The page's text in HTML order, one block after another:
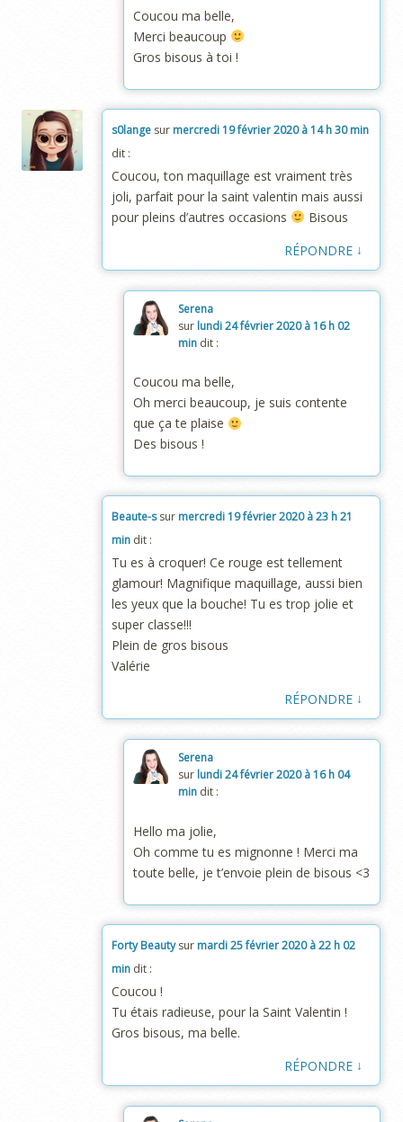
Coucou ma belle,
Merci beaucoup
Gros bisous à toi !
s0lange sur mercredi 19 février 2020 à 14 h 30 min
dit :
Coucou, ton maquillage est vraiment très
joli, parfait pour la saint valentin mais aussi
pour pleins d’autres occasions
Bisous
RÉPONDRE ↓
Serena
sur lundi 24 février 2020 à 16 h 02
min dit :
Coucou ma belle,
Oh merci beaucoup, je suis contente
que ça te plaise
Des bisous !
Beaute-ssur mercredi 19 février 2020 à 23 h 21
min dit :
Tu es à croquer! Ce rouge est tellement
glamour! Magnifique maquillage, aussi bien
les yeux que la bouche! Tu es trop jolie et
super classe!!!
Plein de gros bisous
Valérie
RÉPONDRE ↓
Serena
sur lundi 24 février 2020 à 16 h 04
min dit :
Hello ma jolie,
Oh comme tu es mignonne ! Merci ma
toute belle, je t’envoie plein de bisous <3
Forty Beautysur mardi 25 février 2020 à 22 h 02
min dit :
Coucou !
Tu étais radieuse, pour la Saint Valentin !
Gros bisous, ma belle.
RÉPONDRE ↓